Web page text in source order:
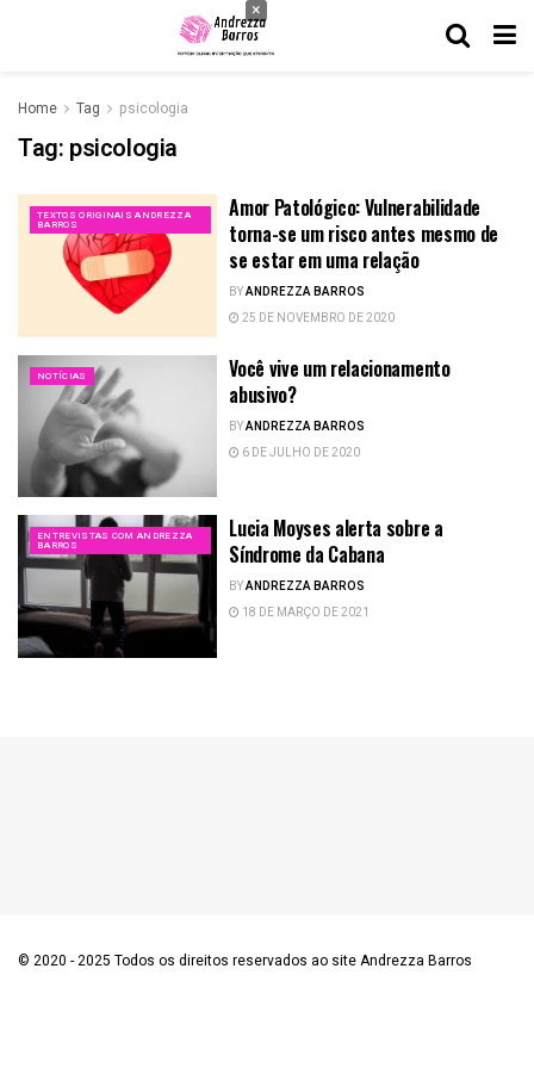
Home Tag psicologia
Tag: psicologia
TEXTOS ORIGINAIS ANDREZZA
BARROS
Amor Patológico: Vulnerabilidade
torna-se um risco antes mesmo de
se estar em uma relação
BYANDREZZA BARROS
25 DE NOVEMBRO DE 2020
NOTÍCIAS
Você vive um relacionamento
abusivo?
BYANDREZZA BARROS
6 DE JULHO DE 2020
ENTREVISTAS COM ANDREZZA
BARROS
Lucia Moyses alerta sobre a
Síndrome da Cabana
BYANDREZZA BARROS
18 DE MARÇO DE 2021
© 2020 - 2025 Todos os direitos reservados ao site Andrezza Barros
×